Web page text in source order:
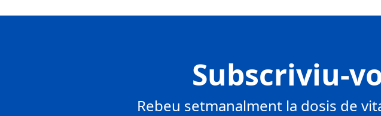
Subscriviu-
Rebeu setmanalment la dosis de